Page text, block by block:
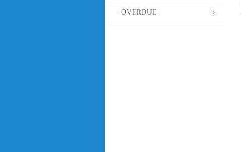
ㆍOVERDUE